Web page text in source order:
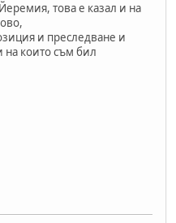
това е казал и на
и преследване и
на които съм бил